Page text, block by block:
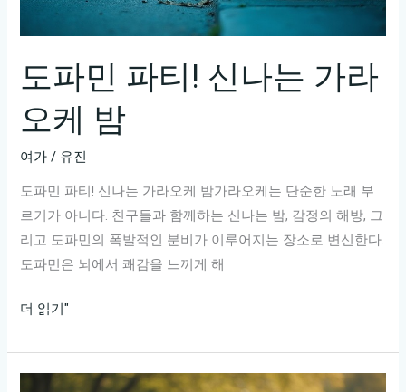
천
리
스
트
공
개!
도파민 파티! 신나는 가라
오케 밤
여가 / 유진
도파민 파티! 신나는 가라오케 밤가라오케는 단순한 노래 부
르기가 아니다. 친구들과 함께하는 신나는 밤, 감정의 해방, 그
리고 도파민의 폭발적인 분비가 이루어지는 장소로 변신한다.
도파민은 뇌에서 쾌감을 느끼게 해
도
민
더 읽기"